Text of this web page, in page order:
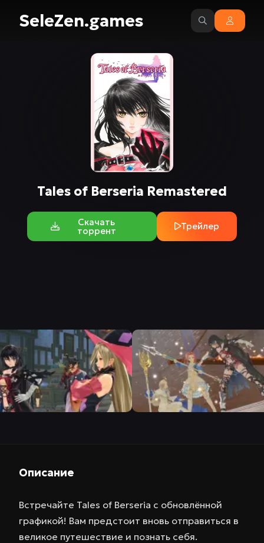
SeleZen.games
Tales of Berseria Remastered
Скачать
торрент Трейлер
Описание
Встречайте Tales of Berseria с обновлённой
графикой! Вам предстоит вновь отправиться в
великое путешествие и познать себя.